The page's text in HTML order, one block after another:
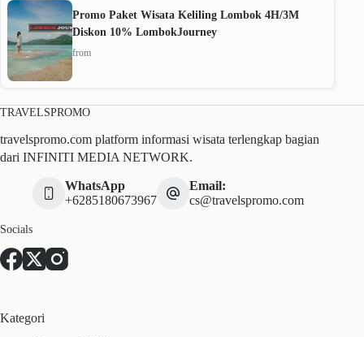
Promo Paket Wisata Keliling Lombok 4H/3M
Diskon 10% LombokJourney
from
TRAVELSPROMO
travelspromo.com platform informasi wisata terlengkap bagian
dari INFINITI MEDIA NETWORK.
WhatsApp
+6285180673967
Email:
cs@travelspromo.com
Socials
Kategori